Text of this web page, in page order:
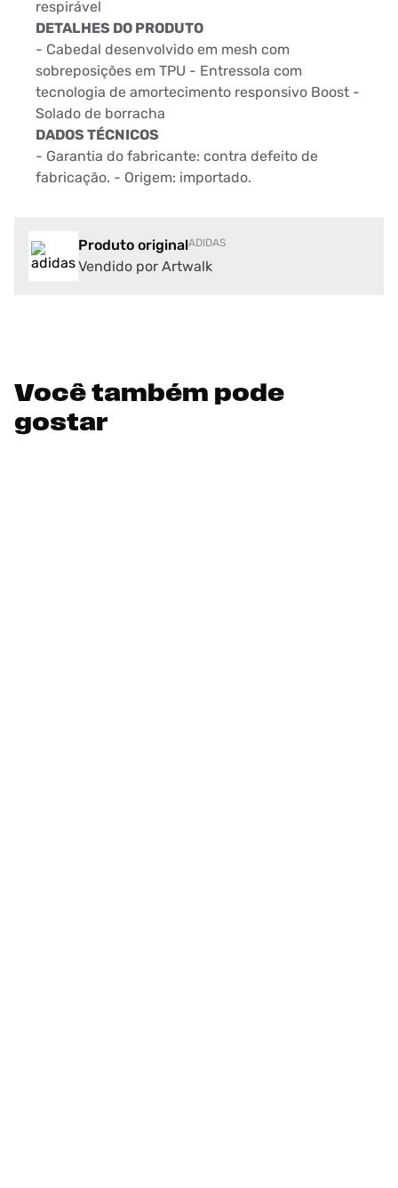
respirável
DETALHES DO PRODUTO
- Cabedal desenvolvido em mesh com
sobreposições em TPU - Entressola com
tecnologia de amortecimento responsivo Boost -
Solado de borracha
DADOS TÉCNICOS
- Garantia do fabricante: contra defeito de
fabricação. - Origem: importado.
Produto originalADIDAS
Vendido por Artwalk
Você também pode
gostar